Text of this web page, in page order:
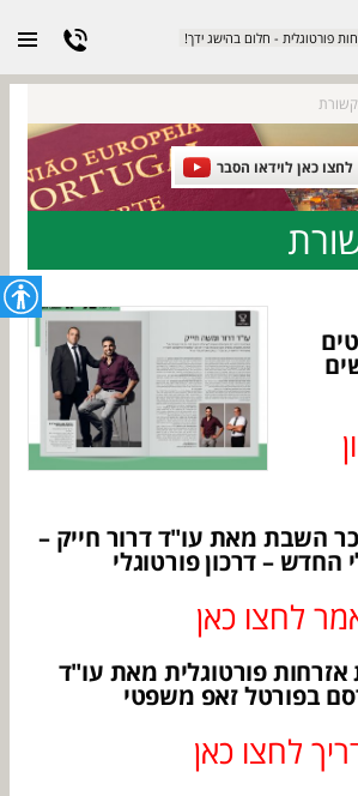
פורטוגלית - חלום בהישג ידך!
לחצו כאן לוידאו הסבר
השבת מאת עו"ד דרור חייק –
– דרכון פורטוגלי
לחצו כאן
פורטוגלית מאת עו"ד
בפורטל זאפ משפטי
לחצו כאן